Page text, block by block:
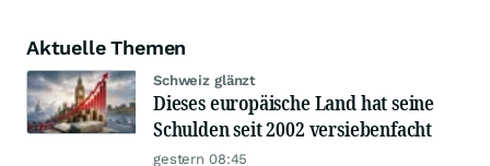
Aktuelle Themen
Schweiz glänzt
Dieses europäische Land hat seine
Schulden seit 2002 versiebenfacht
gestern 08:45